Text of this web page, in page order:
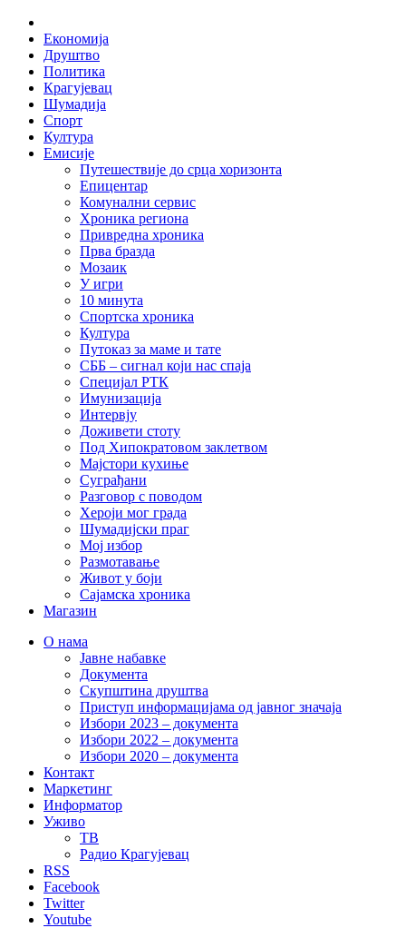
Skip
content
Економија
Друштво
Политика
Крагујевац
Шумадија
Спорт
Култура
Емисије
Путешествије до срца хоризонта
Епицентар
Комунални сервис
Хроника региона
Привредна хроника
Прва бразда
Мозаик
У игри
10 минута
Спортска хроника
Култура
Путоказ за маме и тате
СББ – сигнал који нас спаја
Специјал РТК
Имунизација
Интервју
Доживети стоту
Под Хипократовом заклетвом
Мајстори кухиње
Суграђани
Разговор с поводом
Хероји мог града
Шумадијски праг
Мој избор
Размотавање
Живот у боји
Сајамска хроника
Магазин
О нама
Јавне набавке
Документа
Скупштина друштва
Приступ информацијама од јавног значаја
Избори 2023 – документа
Избори 2022 – документа
Избори 2020 – документа
Контакт
Маркетинг
Информатор
Уживо
ТВ
Радио Крагујевац
RSS
Facebook
Twitter
Youtube